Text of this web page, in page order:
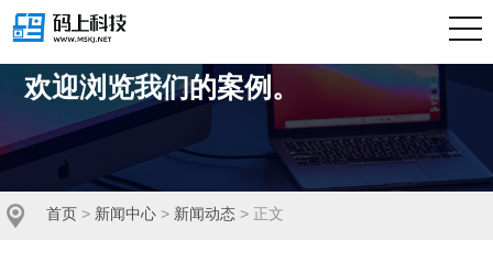
我们擅长商业策略与用户体验的完美结合。
欢迎浏览我们的案例。
首页 > 新闻中心 > 新闻动态 > 正文